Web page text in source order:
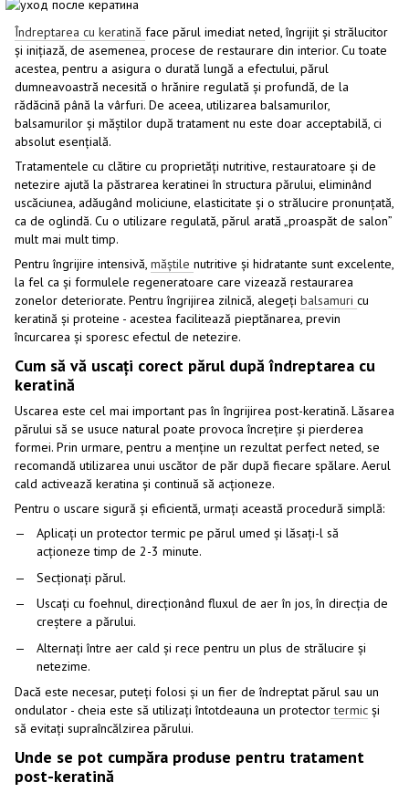
Îndreptarea cu keratină face părul imediat neted, îngrijit și strălucitor
și inițiază, de asemenea, procese de restaurare din interior. Cu toate
acestea, pentru a asigura o durată lungă a efectului, părul
dumneavoastră necesită o hrănire regulată și profundă, de la
rădăcină până la vârfuri. De aceea, utilizarea balsamurilor,
balsamurilor și măștilor după tratament nu este doar acceptabilă, ci
absolut esențială.
Tratamentele cu clătire cu proprietăți nutritive, restauratoare și de
netezire ajută la păstrarea keratinei în structura părului, eliminând
uscăciunea, adăugând moliciune, elasticitate și o strălucire pronunțată,
ca de oglindă. Cu o utilizare regulată, părul arată „proaspăt de salon”
mult mai mult timp.
Pentru îngrijire intensivă, măștile nutritive și hidratante sunt excelente,
la fel ca și formulele regeneratoare care vizează restaurarea
zonelor deteriorate. Pentru îngrijirea zilnică, alegeți balsamuri cu
keratină și proteine ​​- acestea facilitează pieptănarea, previn
încurcarea și sporesc efectul de netezire.
Cum să vă uscați corect părul după îndreptarea cu
keratină
Uscarea este cel mai important pas în îngrijirea post-keratină. Lăsarea
părului să se usuce natural poate provoca încrețire și pierderea
formei. Prin urmare, pentru a menține un rezultat perfect neted, se
recomandă utilizarea unui uscător de păr după fiecare spălare. Aerul
cald activează keratina și continuă să acționeze.
Pentru o uscare sigură și eficientă, urmați această procedură simplă:
Aplicați un protector termic pe părul umed și lăsați-l să
acționeze timp de 2-3 minute.
Secționați părul.
Uscați cu foehnul, direcționând fluxul de aer în jos, în direcția de
creștere a părului.
Alternați între aer cald și rece pentru un plus de strălucire și
netezime.
Dacă este necesar, puteți folosi și un fier de îndreptat părul sau un
ondulator - cheia este să utilizați întotdeauna un protectortermic și
să evitați supraîncălzirea părului.
Unde se pot cumpăra produse pentru tratament
post-keratină